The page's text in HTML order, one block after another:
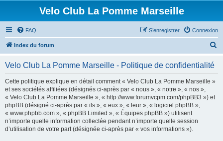
Velo Club La Pomme Marseille
FAQ Connexion
S’enregistrer
Index du forum
Velo Club La Pomme Marseille - Politique de confidentialité
Cette politique explique en détail comment « Velo Club La Pomme Marseille »
et ses sociétés affiliées (désignés ci-après par « nous », « notre », « nos »,
« Velo Club La Pomme Marseille », « http://www.forumvcpm.com/phpBB3 ») et
phpBB (désigné ci-après par « ils », « eux », « leur », « logiciel phpBB »,
« www.phpbb.com », « phpBB Limited », « Équipes phpBB ») utilisent
n’importe quelle information collectée pendant n’importe quelle session
d’utilisation de votre part (désignée ci-après par « vos informations »).